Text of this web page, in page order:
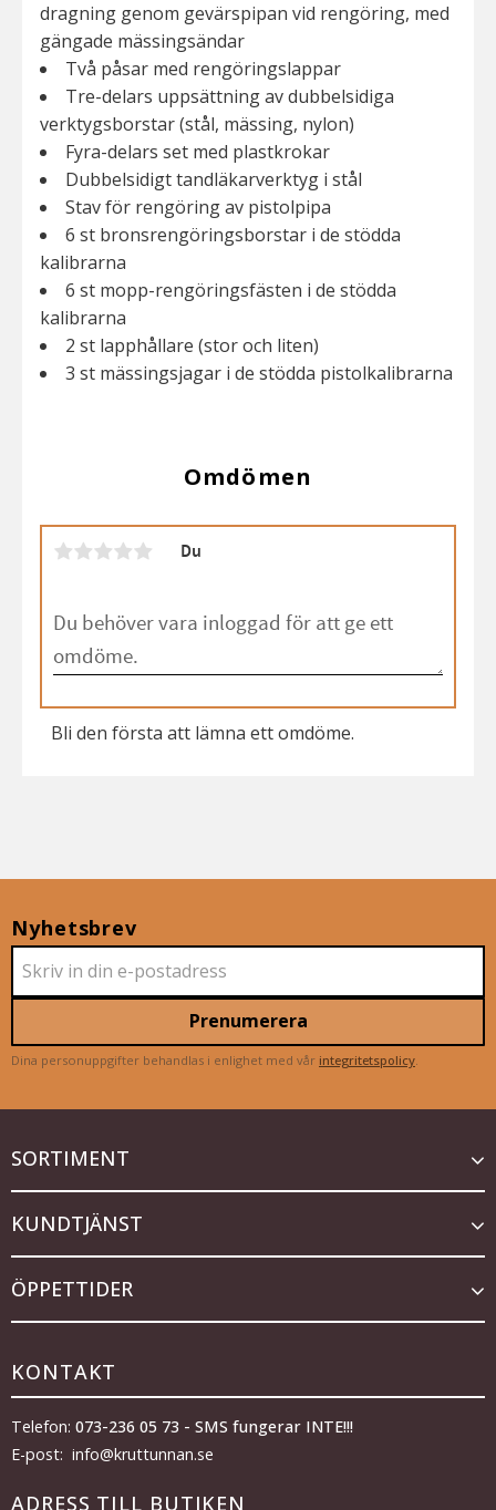
dragning genom gevärspipan vid rengöring, med
gängade mässingsändar
Två påsar med rengöringslappar
Tre-delars uppsättning av dubbelsidiga
verktygsborstar (stål, mässing, nylon)
Fyra-delars set med plastkrokar
Dubbelsidigt tandläkarverktyg i stål
Stav för rengöring av pistolpipa
6 st bronsrengöringsborstar i de stödda
kalibrarna
6 st mopp-rengöringsfästen i de stödda
kalibrarna
2 st lapphållare (stor och liten)
3 st mässingsjagar i de stödda pistolkalibrarna
Omdömen
Du
Bli den första att lämna ett omdöme.
Nyhetsbrev
Prenumerera
Dina personuppgifter behandlas i enlighet med vår integritetspolicy
SORTIMENT
KUNDTJÄNST
ÖPPETTIDER
KONTAKT
Telefon: 073-236 05 73 - SMS fungerar INTE!!!
E-post: info@kruttunnan.se
ADRESS TILL BUTIKEN